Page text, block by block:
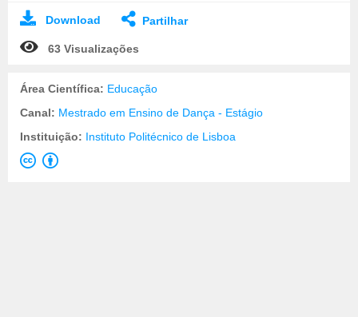
Download Partilhar
63 Visualizações
Área Científica: Educação
Canal: Mestrado em Ensino de Dança - Estágio
Instituição: Instituto Politécnico de Lisboa